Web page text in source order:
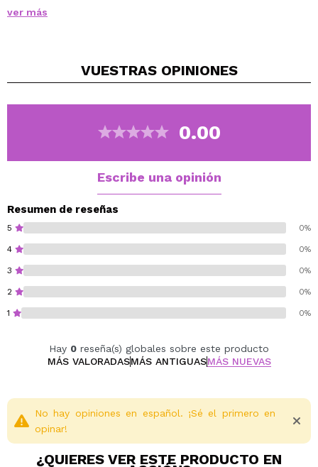
acabado mate suave y transpirable.
durante hasta 16 horas.
okra), ayuda a suavizar visualmente la piel y aportar un
proporciona una sensación calmante y confortable
Perfecto para corregir imperfecciones, ojeras, rojeces
aplicación.
Vegan.
Cruelty free.
ver más
VUESTRAS OPINIONES
0.00
Escribe una opinión
Resumen de reseñas
5 0%
4 0%
3 0%
2 0%
1 0%
Hay 0 reseña(s) globales sobre este producto
MÁS VALORADASMÁS ANTIGUASMÁS NUEVAS
No hay opiniones en español. ¡Sé el primero en
opinar!
¿QUIERES VER ESTE PRODUCTO EN